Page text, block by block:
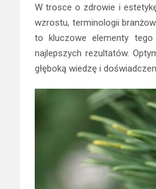
W trosce o zdrowie i
wzrostu, terminologii
to kluczowe elementy tego
najlepszych rezultatów.
głęboką wiedzę i